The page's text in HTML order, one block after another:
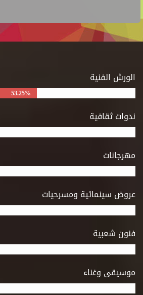
الورش الفنية
53.25%
ندوات ثقافية
مهرجانات
عروض سينمائية ومسرحيات
فنون شعبية
موسيقى وغناء